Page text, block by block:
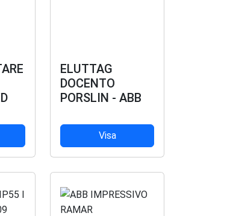
ELUTTAG
DOCENTO
PORSLIN - ABB
Visa